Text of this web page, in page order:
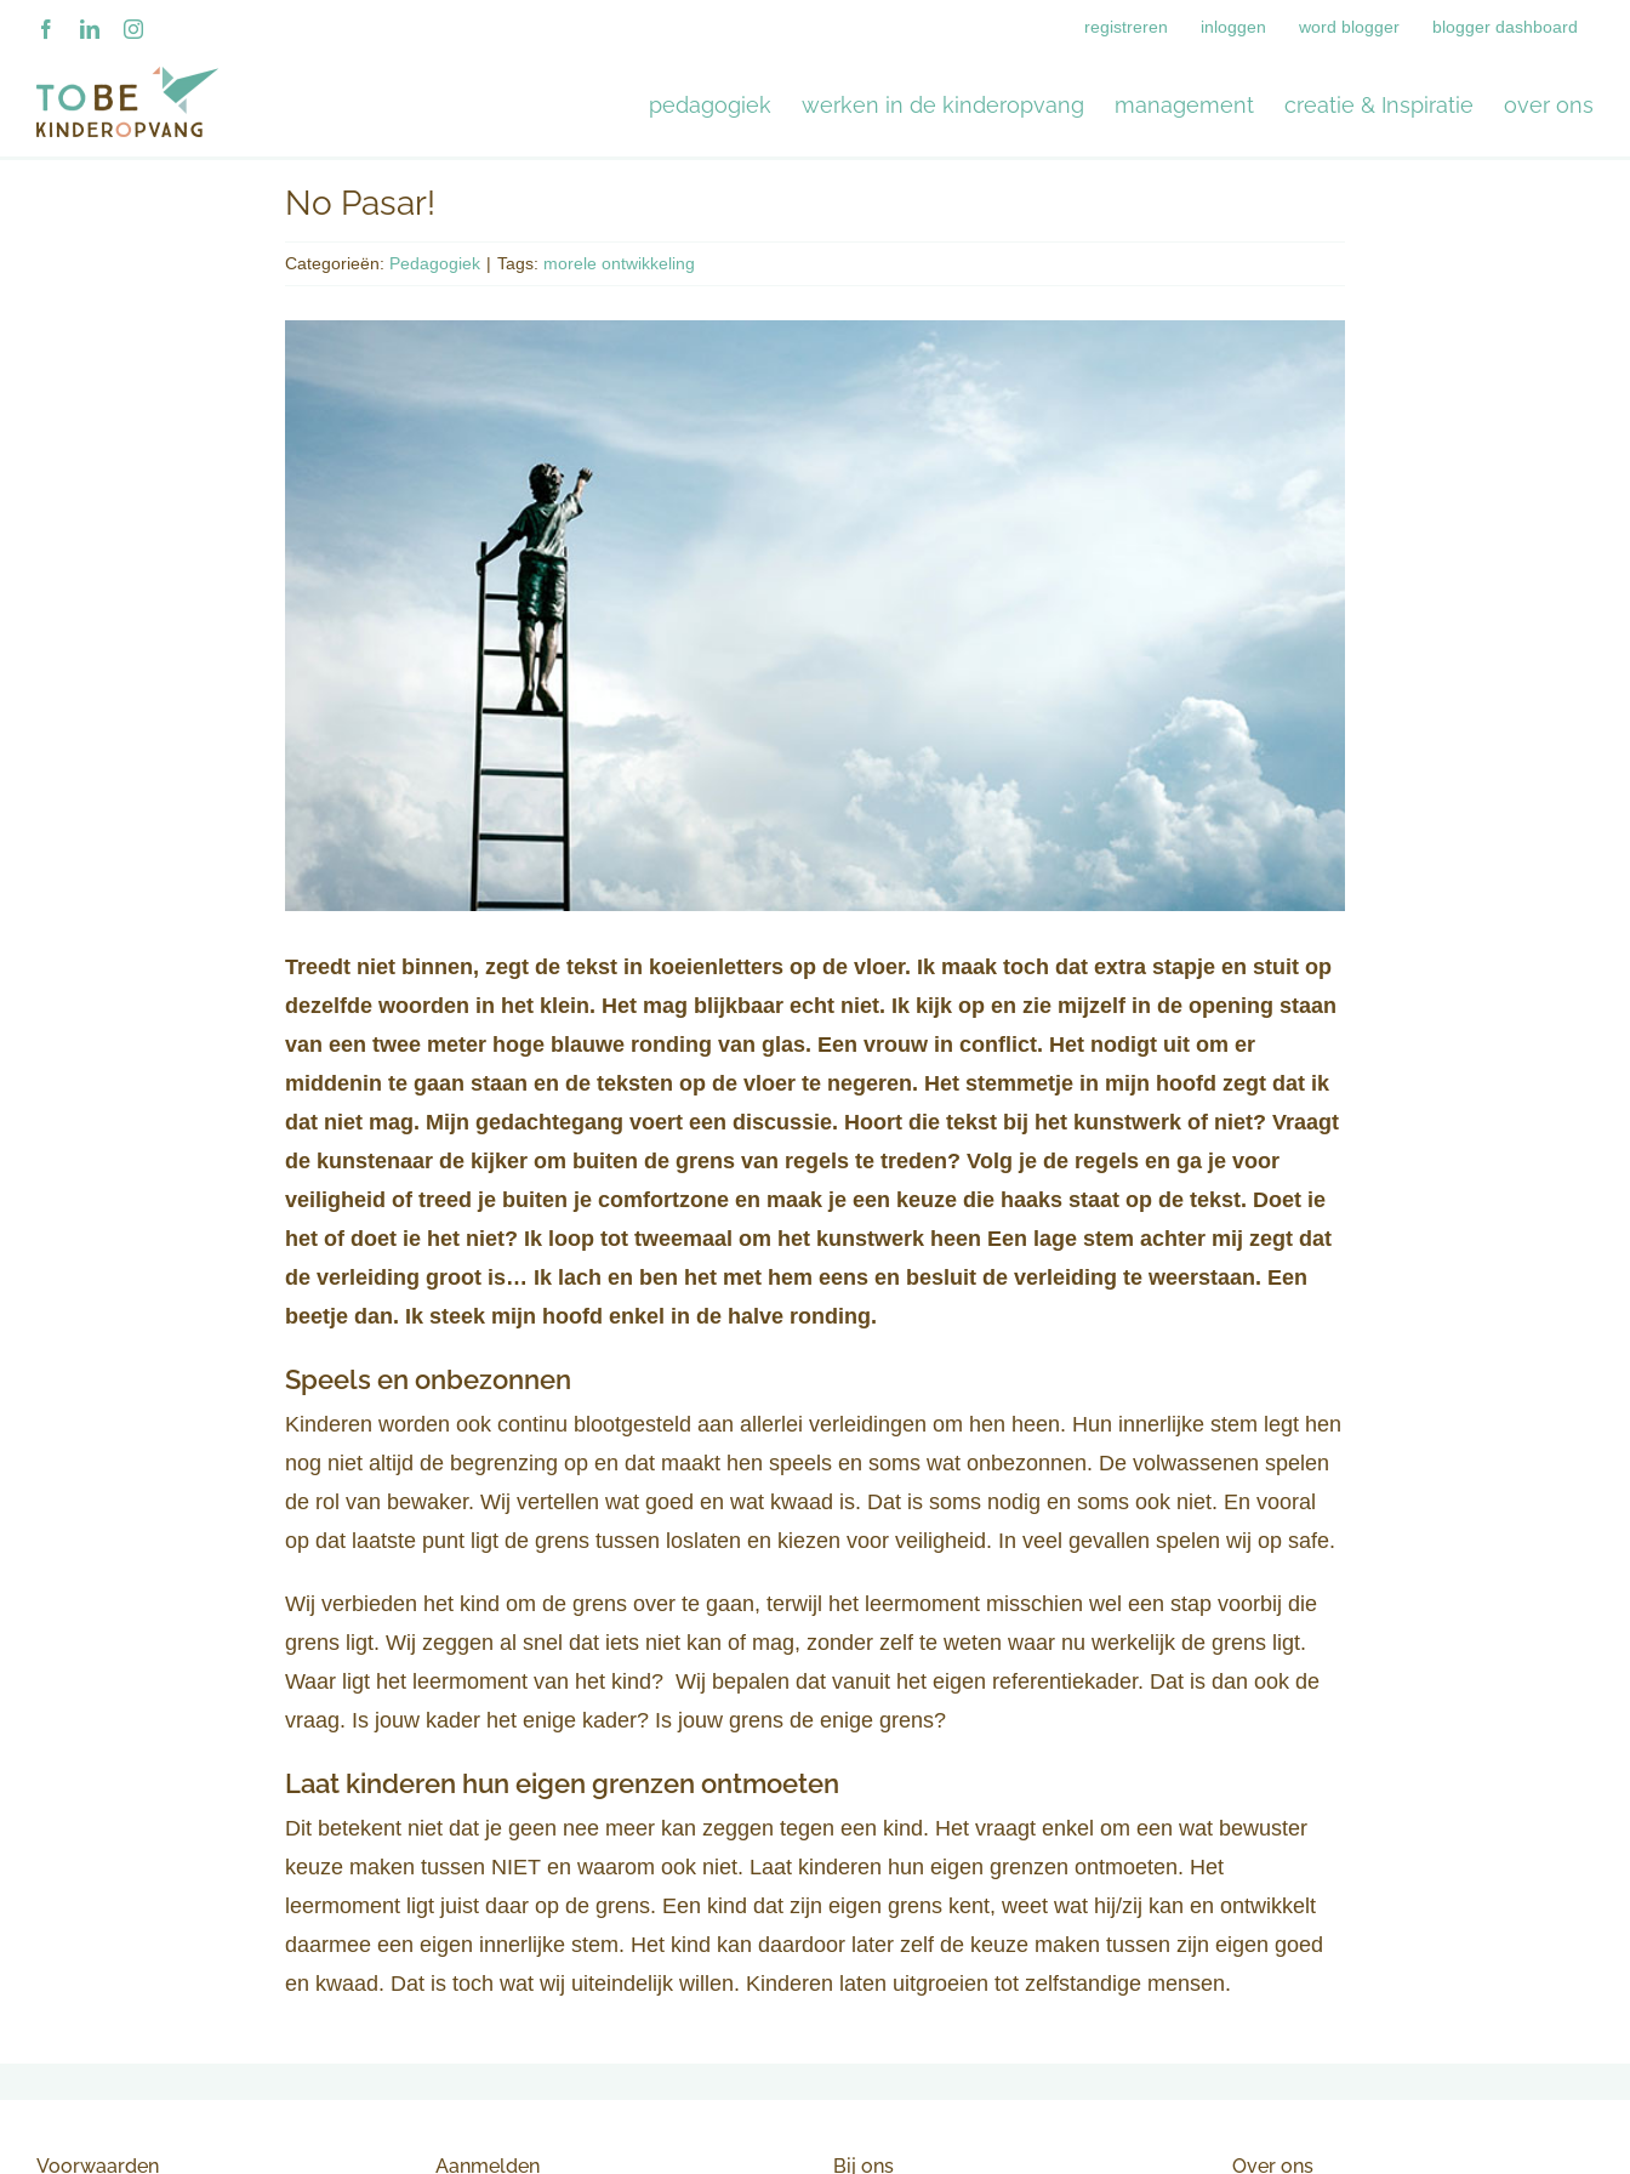
inhoud
FacebookLinkedInInstagram registreren inloggen word blogger blogger dashboard
pedagogiek werken in de kinderopvang management creatie & Inspiratie over ons
No Pasar!
Categorieën: Pedagogiek | Tags: morele ontwikkeling
Treedt niet binnen, zegt de tekst in koeienletters op de vloer. Ik maak toch dat extra stapje en stuit op
dezelfde woorden in het klein. Het mag blijkbaar echt niet. Ik kijk op en zie mijzelf in de opening staan
van een twee meter hoge blauwe ronding van glas. Een vrouw in conflict. Het nodigt uit om er
middenin te gaan staan en de teksten op de vloer te negeren. Het stemmetje in mijn hoofd zegt dat ik
dat niet mag. Mijn gedachtegang voert een discussie. Hoort die tekst bij het kunstwerk of niet? Vraagt
de kunstenaar de kijker om buiten de grens van regels te treden? Volg je de regels en ga je voor
veiligheid of treed je buiten je comfortzone en maak je een keuze die haaks staat op de tekst. Doet ie
het of doet ie het niet? Ik loop tot tweemaal om het kunstwerk heen Een lage stem achter mij zegt dat
de verleiding groot is… Ik lach en ben het met hem eens en besluit de verleiding te weerstaan. Een
beetje dan. Ik steek mijn hoofd enkel in de halve ronding.
Speels en onbezonnen
Kinderen worden ook continu blootgesteld aan allerlei verleidingen om hen heen. Hun innerlijke stem legt hen
nog niet altijd de begrenzing op en dat maakt hen speels en soms wat onbezonnen. De volwassenen spelen
de rol van bewaker. Wij vertellen wat goed en wat kwaad is. Dat is soms nodig en soms ook niet. En vooral
op dat laatste punt ligt de grens tussen loslaten en kiezen voor veiligheid. In veel gevallen spelen wij op safe.
Wij verbieden het kind om de grens over te gaan, terwijl het leermoment misschien wel een stap voorbij die
grens ligt. Wij zeggen al snel dat iets niet kan of mag, zonder zelf te weten waar nu werkelijk de grens ligt.
Waar ligt het leermoment van het kind? Wij bepalen dat vanuit het eigen referentiekader. Dat is dan ook de
vraag. Is jouw kader het enige kader? Is jouw grens de enige grens?
Laat kinderen hun eigen grenzen ontmoeten
Dit betekent niet dat je geen nee meer kan zeggen tegen een kind. Het vraagt enkel om een wat bewuster
keuze maken tussen NIET en waarom ook niet. Laat kinderen hun eigen grenzen ontmoeten. Het
leermoment ligt juist daar op de grens. Een kind dat zijn eigen grens kent, weet wat hij/zij kan en ontwikkelt
daarmee een eigen innerlijke stem. Het kind kan daardoor later zelf de keuze maken tussen zijn eigen goed
en kwaad. Dat is toch wat wij uiteindelijk willen. Kinderen laten uitgroeien tot zelfstandige mensen.
Voorwaarden Aanmelden Bij ons Over ons